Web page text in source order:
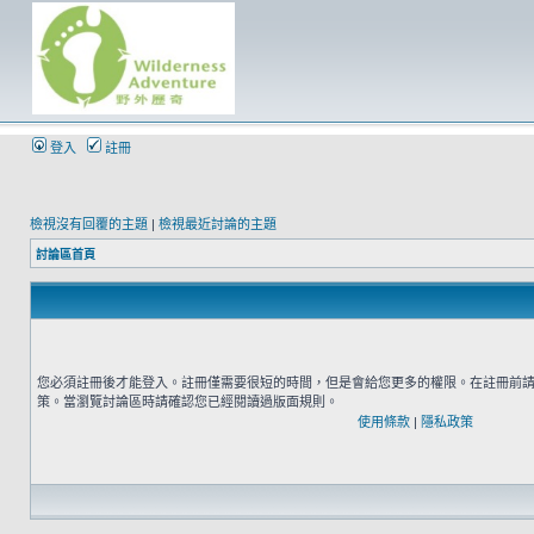
登入 註冊
檢視沒有回覆的主題 | 檢視最近討論的主題
討論區首頁
您必須註冊後才能登入。註冊僅需要很短的時間，但是會給您更多的權限。在註冊前
策。當瀏覽討論區時請確認您已經閱讀過版面規則。
使用條款 | 隱私政策